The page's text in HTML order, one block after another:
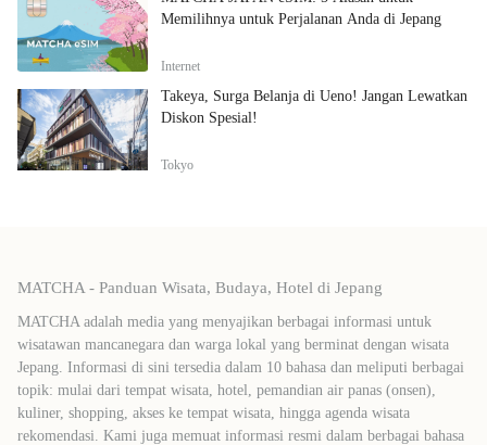
Memilihnya untuk Perjalanan Anda di Jepang
Internet
Takeya, Surga Belanja di Ueno! Jangan Lewatkan
Diskon Spesial!
Tokyo
MATCHA - Panduan Wisata, Budaya, Hotel di Jepang
MATCHA adalah media yang menyajikan berbagai informasi untuk
wisatawan mancanegara dan warga lokal yang berminat dengan wisata
Jepang. Informasi di sini tersedia dalam 10 bahasa dan meliputi berbagai
topik: mulai dari tempat wisata, hotel, pemandian air panas (onsen),
kuliner, shopping, akses ke tempat wisata, hingga agenda wisata
rekomendasi. Kami juga memuat informasi resmi dalam berbagai bahasa